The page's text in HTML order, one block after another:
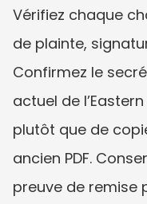
Vérifiez chaque
de plainte,
Confirmez le
actuel de
plutôt que de
ancien PDF.
preuve de remise